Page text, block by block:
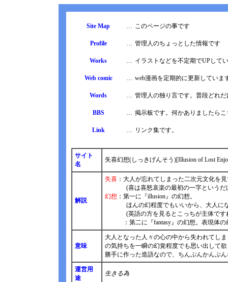
Site Map … このページの事です
Profile … 管理人のちょっとした情報です
Works … イラストなどを不定期でUPして
Web comic … web漫画を定期的に更新していま
Words … 管理人の独り言です。普段どれ
BBS … 掲示板です。何かありましたらこ
Link … リンク集です。
サイト
名
失喜幻想(しっきげんそう)[Illusion of Lost
解説
失喜 ：大人が忘れてしまった二次元文化を
(喜は喜怒哀楽の最初の一字というだ
幻想 ：第一に『illusion』の幻想。
ほんの幻程度でもいいから、大人にな
(英語の方を見るとこっちが主体です
：第二に『fantasy』の幻想。表現体の
意味
大人となった人々の心の中から失われてし
の気持ちを一瞬の幻覚程度でも思い出して
勝手に作った造語なので、ちんぷんかんぷ
運営用
途
生きる為